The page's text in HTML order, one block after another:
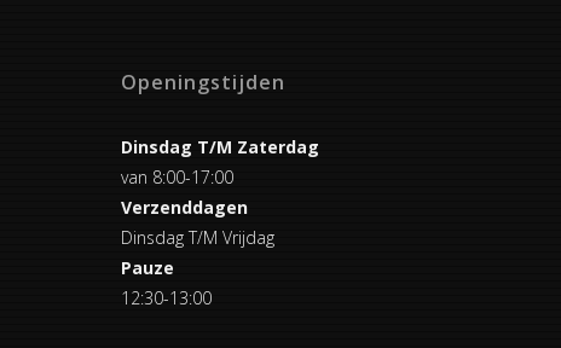
Openingstijden
Dinsdag T/M Zaterdag
van 8:00-17:00
Verzenddagen
Dinsdag T/M Vrijdag
Pauze
12:30-13:00